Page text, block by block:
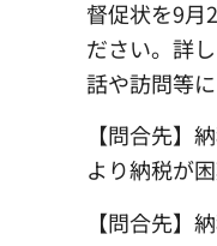
督促状を9月
ださい。詳
話や訪問等
【問合先
より納税が
【問合先